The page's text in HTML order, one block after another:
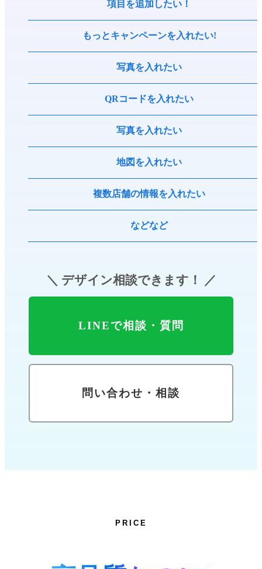
項目を追加したい！
もっとキャンペーンを入れたい!
写真を入れたい
QRコードを入れたい
写真を入れたい
地図を入れたい
複数店舗の情報を入れたい
などなど
＼ デザイン相談できます！ ／
LINEで相談・質問
問い合わせ・相談
PRICE